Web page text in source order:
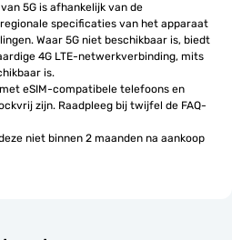
5G is afhankelijk van de
specificaties van het apparaat
Waar 5G niet beschikbaar is, biedt
4G LTE-netwerkverbinding, mits
is.
eSIM-compatibele telefoons en
zijn. Raadpleeg bij twijfel de FAQ-
niet binnen 2 maanden na aankoop